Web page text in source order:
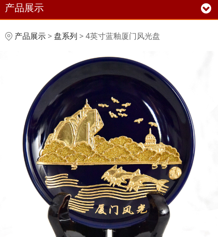
产品展示
4英寸蓝釉厦门风光盘
产品展示> 盘系列 > 4英寸蓝釉厦门风光盘